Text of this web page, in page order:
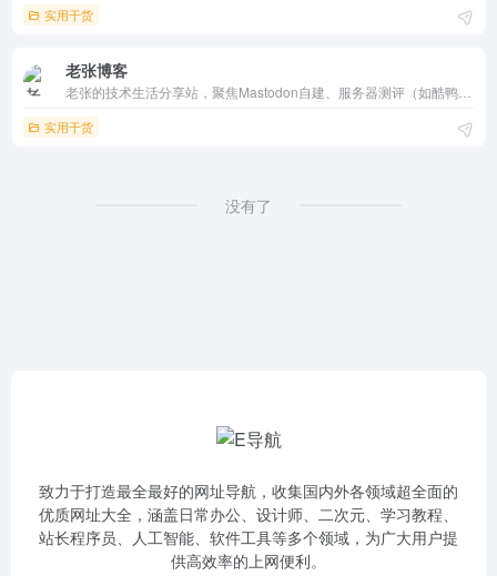
实用干货
老张博客
实用干货
没有了
致力于打造最全最好的网址导航，收集国内外各领域超全面的
优质网址大全，涵盖日常办公、设计师、二次元、学习教程、
站长程序员、人工智能、软件工具等多个领域，为广大用户提
供高效率的上网便利。